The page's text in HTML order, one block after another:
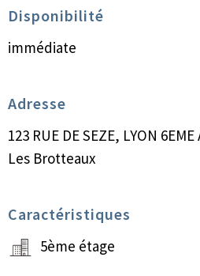
Disponibilité
immédiate
Adresse
123 RUE DE SEZE, LYON
Les Brotteaux
Caractéristiques
5ème étage